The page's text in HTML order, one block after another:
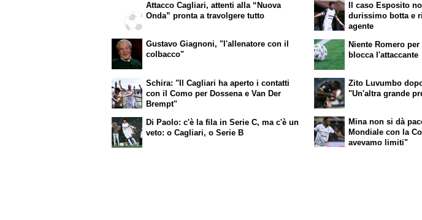
Attacco Cagliari, attenti alla “Nuova
Onda” pronta a travolgere tutto
Gustavo Giagnoni, "l'allenatore con il
colbacco"
Il caso Esposito
durissimo botta e
agente
Niente Romero
blocca l'attaccante
Schira: "Il Cagliari ha aperto i contatti
con il Como per Dossena e Van Der
Brempt"
Di Paolo: c'è la fila in Serie C, ma c'è un
veto: o Cagliari, o Serie B
Zito Luvumbo
"Un'altra grande
Mina non si dà
Mondiale con la
avevamo limiti"